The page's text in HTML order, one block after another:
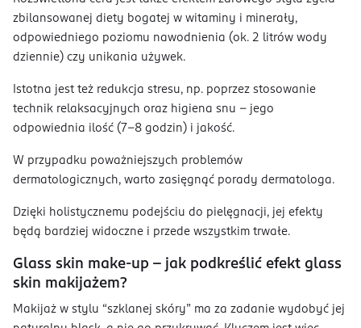
zbilansowanej diety bogatej w witaminy i minerały,
odpowiedniego poziomu nawodnienia (ok. 2 litrów wody
dziennie) czy unikania używek.
Istotna jest też redukcja stresu, np. poprzez stosowanie
technik relaksacyjnych oraz higiena snu – jego
odpowiednia ilość (7-8 godzin) i jakość.
W przypadku poważniejszych problemów
dermatologicznych, warto zasięgnąć porady dermatologa.
Dzięki holistycznemu podejściu do pielęgnacji, jej efekty
będą bardziej widoczne i przede wszystkim trwałe.
Glass skin make-up – jak podkreślić efekt glass
skin makijażem?
Makijaż w stylu “szklanej skóry” ma za zadanie wydobyć jej